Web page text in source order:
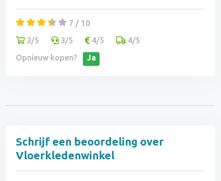
7 / 10
3/5
3/5 4/5
4/5
Opnieuw kopen?
Ja
Schrijf een beoordeling over
Vloerkledenwinkel